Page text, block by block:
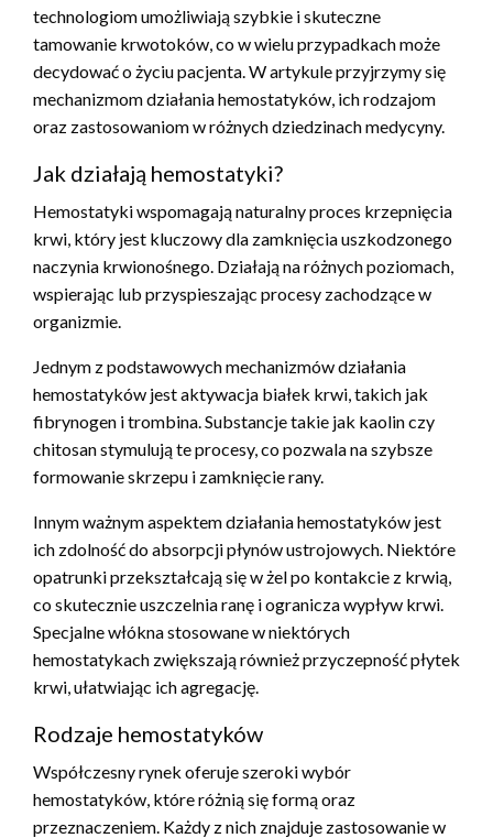
technologiom umożliwiają szybkie i skuteczne
tamowanie krwotoków, co w wielu przypadkach może
decydować o życiu pacjenta. W artykule przyjrzymy się
mechanizmom działania hemostatyków, ich rodzajom
oraz zastosowaniom w różnych dziedzinach medycyny.
Jak działają hemostatyki?
Hemostatyki wspomagają naturalny proces krzepnięcia
krwi, który jest kluczowy dla zamknięcia uszkodzonego
naczynia krwionośnego. Działają na różnych poziomach,
wspierając lub przyspieszając procesy zachodzące w
organizmie.
Jednym z podstawowych mechanizmów działania
hemostatyków jest aktywacja białek krwi, takich jak
fibrynogen i trombina. Substancje takie jak kaolin czy
chitosan stymulują te procesy, co pozwala na szybsze
formowanie skrzepu i zamknięcie rany.
Innym ważnym aspektem działania hemostatyków jest
ich zdolność do absorpcji płynów ustrojowych. Niektóre
opatrunki przekształcają się w żel po kontakcie z krwią,
co skutecznie uszczelnia ranę i ogranicza wypływ krwi.
Specjalne włókna stosowane w niektórych
hemostatykach zwiększają również przyczepność płytek
krwi, ułatwiając ich agregację.
Rodzaje hemostatyków
Współczesny rynek oferuje szeroki wybór
hemostatyków, które różnią się formą oraz
przeznaczeniem. Każdy z nich znajduje zastosowanie w